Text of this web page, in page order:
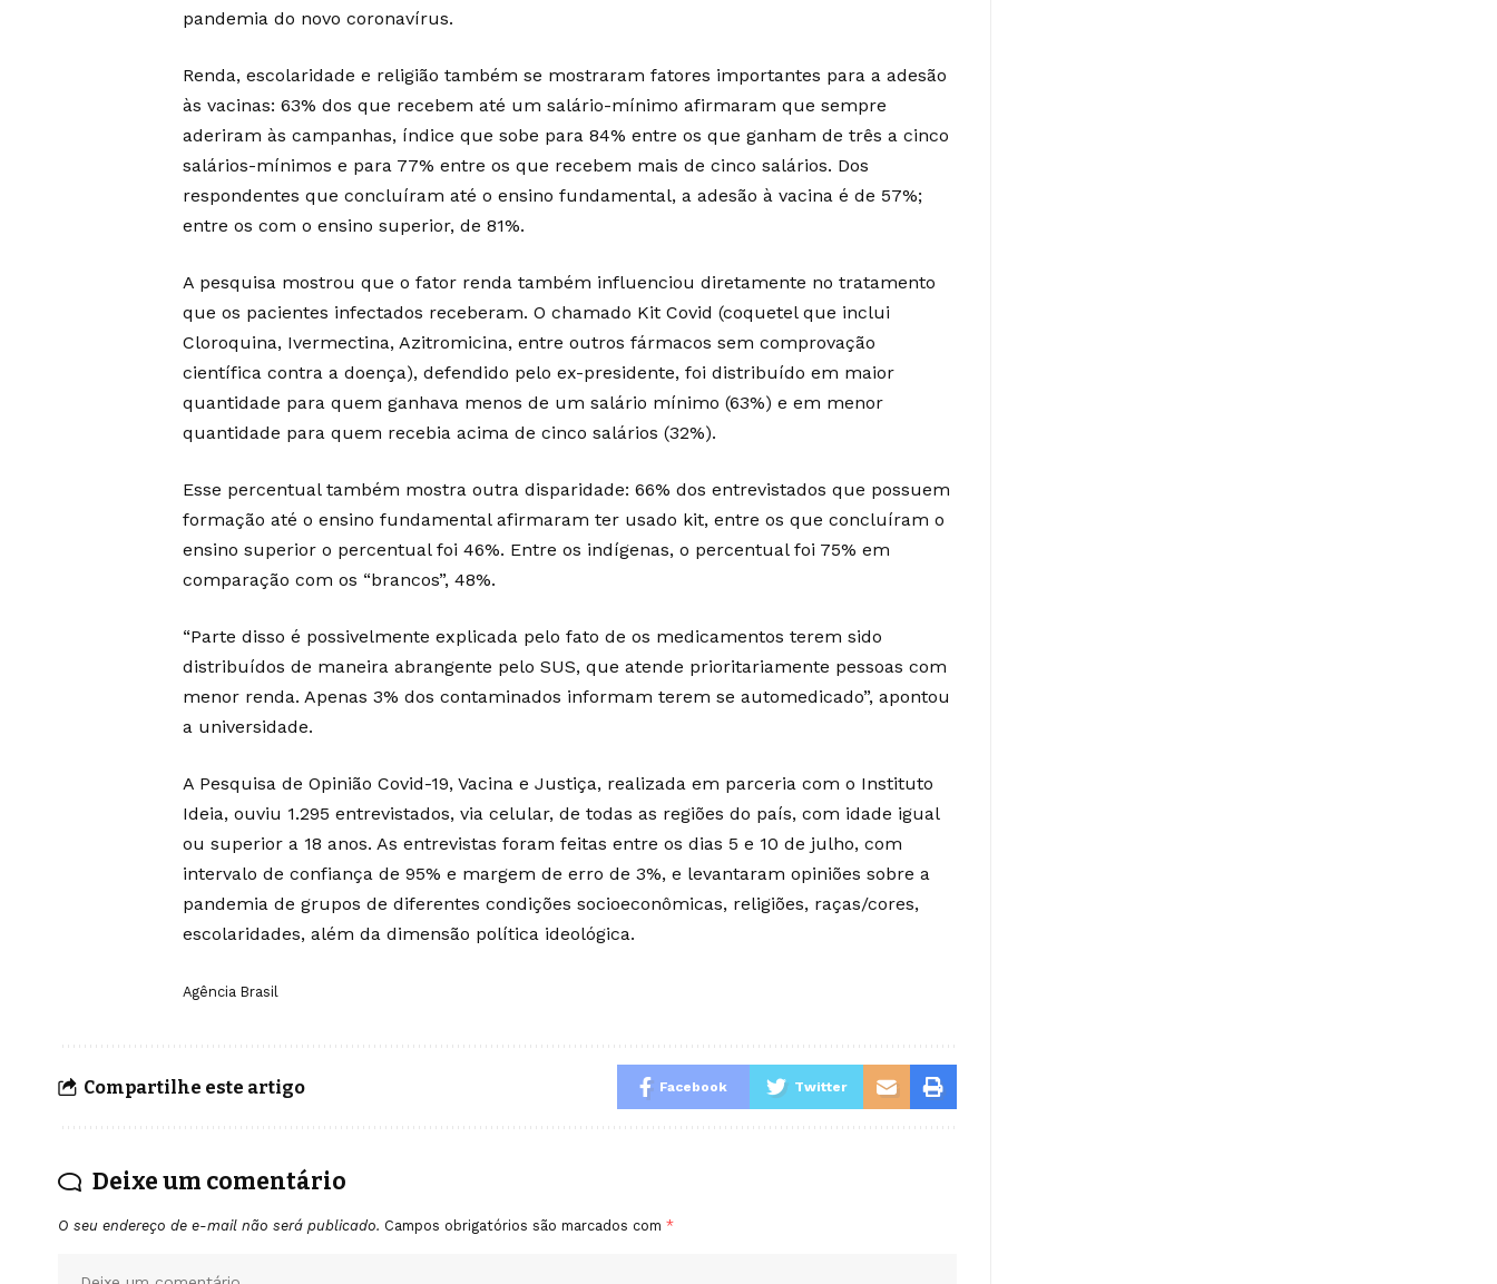
pandemia do novo coronavírus.
Renda, escolaridade e religião também se mostraram fatores importantes para a adesão
às vacinas: 63% dos que recebem até um salário-mínimo afirmaram que sempre
aderiram às campanhas, índice que sobe para 84% entre os que ganham de três a cinco
salários-mínimos e para 77% entre os que recebem mais de cinco salários. Dos
respondentes que concluíram até o ensino fundamental, a adesão à vacina é de 57%;
entre os com o ensino superior, de 81%.
A pesquisa mostrou que o fator renda também influenciou diretamente no tratamento
que os pacientes infectados receberam. O chamado Kit Covid (coquetel que inclui
Cloroquina, Ivermectina, Azitromicina, entre outros fármacos sem comprovação
científica contra a doença), defendido pelo ex-presidente, foi distribuído em maior
quantidade para quem ganhava menos de um salário mínimo (63%) e em menor
quantidade para quem recebia acima de cinco salários (32%).
Esse percentual também mostra outra disparidade: 66% dos entrevistados que possuem
formação até o ensino fundamental afirmaram ter usado kit, entre os que concluíram o
ensino superior o percentual foi 46%. Entre os indígenas, o percentual foi 75% em
comparação com os “brancos”, 48%.
“Parte disso é possivelmente explicada pelo fato de os medicamentos terem sido
distribuídos de maneira abrangente pelo SUS, que atende prioritariamente pessoas com
menor renda. Apenas 3% dos contaminados informam terem se automedicado”, apontou
a universidade.
A Pesquisa de Opinião Covid-19, Vacina e Justiça, realizada em parceria com o Instituto
Ideia, ouviu 1.295 entrevistados, via celular, de todas as regiões do país, com idade igual
ou superior a 18 anos. As entrevistas foram feitas entre os dias 5 e 10 de julho, com
intervalo de confiança de 95% e margem de erro de 3%, e levantaram opiniões sobre a
pandemia de grupos de diferentes condições socioeconômicas, religiões, raças/cores,
escolaridades, além da dimensão política ideológica.
Agência Brasil
Compartilhe este artigo Facebook Twitter
Deixe um comentário
O seu endereço de e-mail não será publicado. Campos obrigatórios são marcados com *